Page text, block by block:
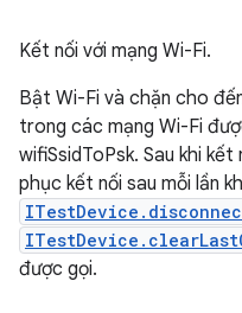
Kết nối với mạng Wi-Fi.
Bật Wi-Fi và chặn cho
trong các mạng Wi-Fi
wifiSsidToPsk. Sau khi
phục kết nối sau mỗi lần
được gọi.